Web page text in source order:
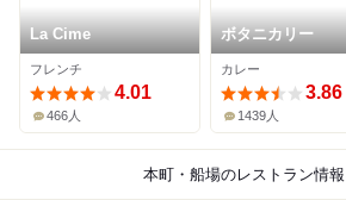
La Cime
フレンチ
4.01
466人
ボタニカリー
カレー
3.86
1439人
本町・船場のレストラン情